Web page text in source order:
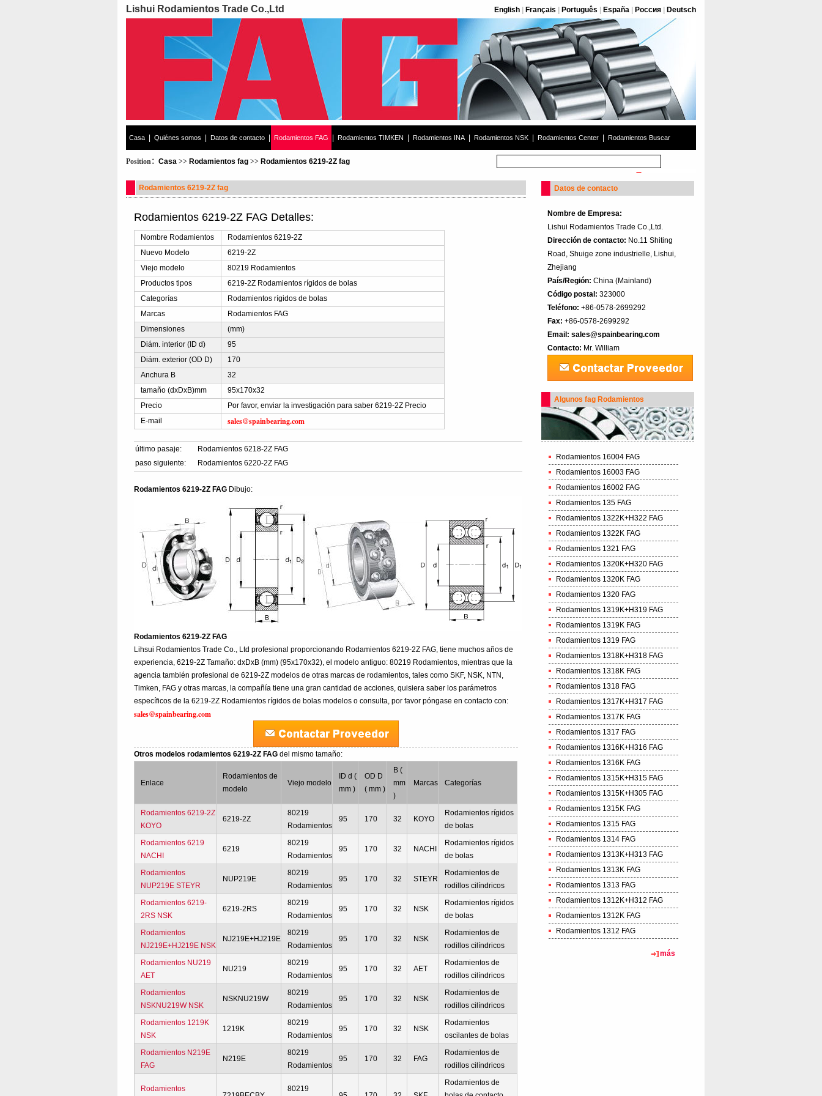
Lishui Rodamientos Trade Co.,Ltd English Français Português España Россия Deutsch
Casa Quiénes somos Datos de contacto Rodamientos FAG Rodamientos TIMKEN Rodamientos INA Rodamientos NSK Rodamientos Center Rodamientos Buscar
Position： Casa >> Rodamientos fag >> Rodamientos 6219-2Z fag
Rodamientos 6219-2Z fag
Rodamientos 6219-2Z FAG Detalles:
Nombre Rodamientos
Rodamientos 6219-2Z
Nuevo Modelo
6219-2Z
Viejo modelo
80219 Rodamientos
Productos tipos
6219-2Z Rodamientos rígidos de bolas
Categorías
Rodamientos rígidos de bolas
Marcas
Rodamientos FAG
Dimensiones
(mm)
Diám. interior (ID d)
95
Diám. exterior (OD D)
170
Anchura B
32
tamaño (dxDxB)mm
95x170x32
Precio
Por favor, enviar la investigación para saber 6219-2Z Precio
E-mail
sales@spainbearing.com
último pasaje:
Rodamientos 6218-2Z FAG
paso siguiente:
Rodamientos 6220-2Z FAG
Rodamientos 6219-2Z FAG Dibujo:
Rodamientos 6219-2Z FAG
Lihsui Rodamientos Trade Co., Ltd profesional proporcionando Rodamientos 6219-2Z FAG, tiene muchos años de
experiencia, 6219-2Z Tamaño: dxDxB (mm) (95x170x32), el modelo antiguo: 80219 Rodamientos, mientras que la
agencia también profesional de 6219-2Z modelos de otras marcas de rodamientos, tales como SKF, NSK, NTN,
Timken, FAG y otras marcas, la compañía tiene una gran cantidad de acciones, quisiera saber los parámetros
específicos de la 6219-2Z Rodamientos rígidos de bolas modelos o consulta, por favor póngase en contacto con:
sales@spainbearing.com
Otros modelos rodamientos 6219-2Z FAGdel mismo tamaño:
Enlace
Rodamientos de
modelo
Viejo modelo
ID d (
mm )
OD D
( mm )
B (
mm
)
Marcas Categorías
Rodamientos 6219-2Z
KOYO
6219-2Z
80219
Rodamientos
95 170 32 KOYO
Rodamientos rígidos
de bolas
Rodamientos 6219
NACHI
6219
80219
Rodamientos
95 170 32 NACHI
Rodamientos rígidos
de bolas
Rodamientos
NUP219E STEYR
NUP219E
80219
Rodamientos
95 170 32 STEYR
Rodamientos de
rodillos cilíndricos
Rodamientos 6219-
2RS NSK
6219-2RS
80219
Rodamientos
95 170 32 NSK
Rodamientos rígidos
de bolas
Rodamientos
NJ219E+HJ219E NSK
NJ219E+HJ219E
80219
Rodamientos
95 170 32 NSK
Rodamientos de
rodillos cilíndricos
Rodamientos NU219
AET
NU219
80219
Rodamientos
95 170 32 AET
Rodamientos de
rodillos cilíndricos
Rodamientos
NSKNU219W NSK
NSKNU219W
80219
Rodamientos
95 170 32 NSK
Rodamientos de
rodillos cilíndricos
Rodamientos 1219K
NSK
1219K
80219
Rodamientos
95 170 32 NSK
Rodamientos
oscilantes de bolas
Rodamientos N219E
FAG
N219E
80219
Rodamientos
95 170 32 FAG
Rodamientos de
rodillos cilíndricos
Rodamientos 80219
Rodamientos de
Datos de contacto
Nombre de Empresa:
Lishui Rodamientos Trade Co.,Ltd.
Dirección de contacto: No.11 Shiting
Road, Shuige zone industrielle, Lishui,
Zhejiang
País/Región: China (Mainland)‎
Código postal: 323000
Teléfono: +86-0578-2699292
Fax: +86-0578-2699292
Email: sales@spainbearing.com
Contacto: Mr. William
Algunos fag Rodamientos
Rodamientos 16004 FAG
Rodamientos 16003 FAG
Rodamientos 16002 FAG
Rodamientos 135 FAG
Rodamientos 1322K+H322 FAG
Rodamientos 1322K FAG
Rodamientos 1321 FAG
Rodamientos 1320K+H320 FAG
Rodamientos 1320K FAG
Rodamientos 1320 FAG
Rodamientos 1319K+H319 FAG
Rodamientos 1319K FAG
Rodamientos 1319 FAG
Rodamientos 1318K+H318 FAG
Rodamientos 1318K FAG
Rodamientos 1318 FAG
Rodamientos 1317K+H317 FAG
Rodamientos 1317K FAG
Rodamientos 1317 FAG
Rodamientos 1316K+H316 FAG
Rodamientos 1316K FAG
Rodamientos 1315K+H315 FAG
Rodamientos 1315K+H305 FAG
Rodamientos 1315K FAG
Rodamientos 1315 FAG
Rodamientos 1314 FAG
Rodamientos 1313K+H313 FAG
Rodamientos 1313K FAG
Rodamientos 1313 FAG
Rodamientos 1312K+H312 FAG
Rodamientos 1312K FAG
Rodamientos 1312 FAG
más